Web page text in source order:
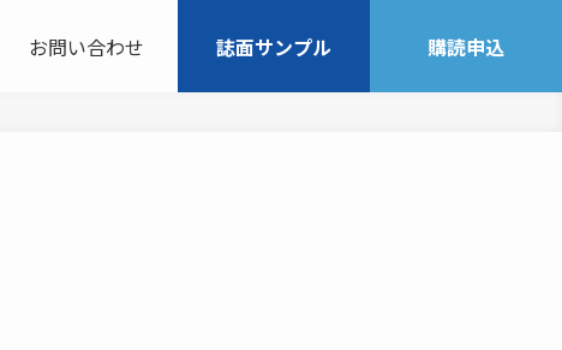
お問い合わせ 誌面サンプル 購読申込